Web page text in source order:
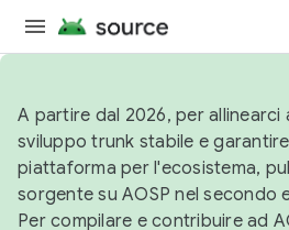
A partire dal 2026, per allinearci
sviluppo trunk stabile e
piattaforma per l'ecosistema,
sorgente su AOSP nel secondo
Per compilare e contribuire ad